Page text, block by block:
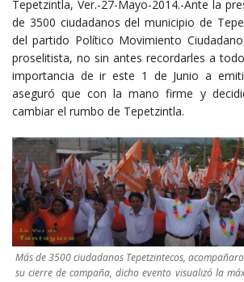
Tepetzintla, Ver.-27-Mayo-2014.-Ante la
de 3500 ciudadanos del municipio de
del partido Político Movimiento
proselitista, no sin antes recordarles a
importancia de ir este 1 de Junio a
aseguró que con la mano firme y
cambiar el rumbo de Tepetzintla.
Más de 3500 ciudadanos Tepetzintecos,
su cierre de campaña, dicho evento visualizó la